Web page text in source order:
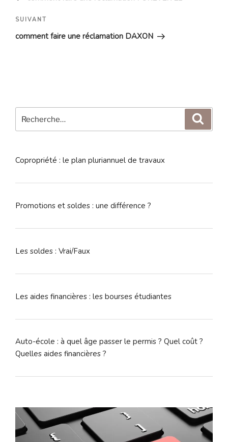
l’article
Article
suivant
SUIVANT
comment faire une réclamation DAXON
pour
Copropriété : le plan pluriannuel de travaux
Promotions et soldes : une différence ?
Les soldes : Vrai/Faux
Les aides financières : les bourses étudiantes
Auto-école : à quel âge passer le permis ? Quel coût ?
Quelles aides financières ?